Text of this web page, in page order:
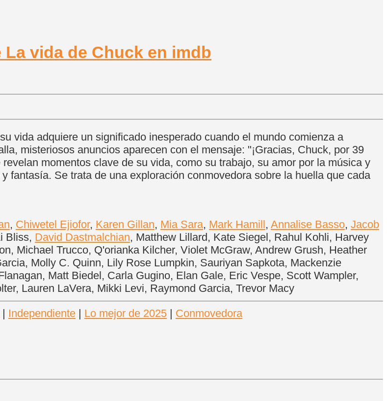
vida adquiere un significado inesperado cuando el mundo comienza a
misteriosos anuncios aparecen con el mensaje: "¡Gracias, Chuck, por 39
momentos clave de su vida, como su trabajo, su amor por la música y
fantasía. Se trata de una exploración conmovedora sobre la huella que cada
, Chiwetel Ejiofor, Karen Gillan, Mia Sara, Mark Hamill , Annalise Basso, Jacob
Bliss, David Dastmalchian, Matthew Lillard, Kate Siegel, Rahul Kohli, Harvey
Michael Trucco, Q'orianka Kilcher, Violet McGraw, Andrew Grush, Heather
Molly C. Quinn, Lily Rose Lumpkin, Sauriyan Sapkota, Mackenzie
Matt Biedel, Carla Gugino, Elan Gale, Eric Vespe, Scott Wampler,
Lauren LaVera, Mikki Levi, Raymond Garcia, Trevor Macy
| Independiente | Lo mejor de 2025 | Conmovedora